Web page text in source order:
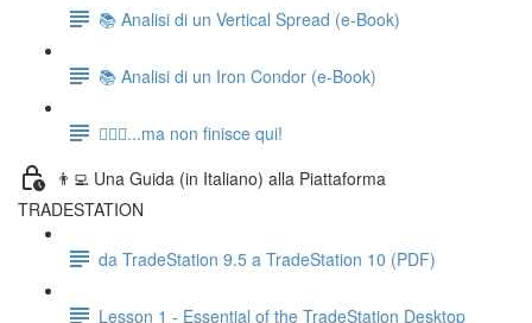
📚 Analisi di un Vertical Spread (e-Book)
📚 Analisi di un Iron Condor (e-Book)
🏃🏻‍♂️...ma non finisce qui!
👨‍💻 Una Guida (in Italiano) alla Piattaforma
TRADESTATION
da TradeStation 9.5 a TradeStation 10 (PDF)
Lesson 1 - Essential of the TradeStation Desktop